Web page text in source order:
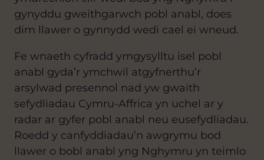
gynyddu gweithgarwch pobl anabl, does
dim llawer o gynnydd wedi cael ei wneud.
Fe wnaeth cyfradd ymgysylltu isel pobl
anabl gyda’r ymchwil atgyfnerthu’r
arsylwad presennol nad yw gwaith
sefydliadau Cymru-Affrica yn uchel ar y
radar ar gyfer pobl anabl neu eusefydliadau.
Roedd y canfyddiadau’n awgrymu bod
llawer o bobl anabl yng Nghymru yn teimlo